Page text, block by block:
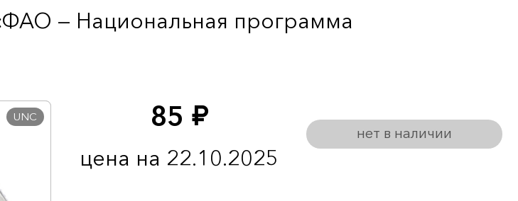
— Национальная программа
UNC 85 руб.
цена на 22.10.2025
нет в наличии